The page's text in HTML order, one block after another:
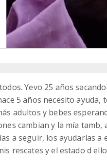
Yevo 25 años
5 años necesito
adultos y bebes
cambian y la mía tamb,
a seguir, los ayudarías a
rescates y el estado d